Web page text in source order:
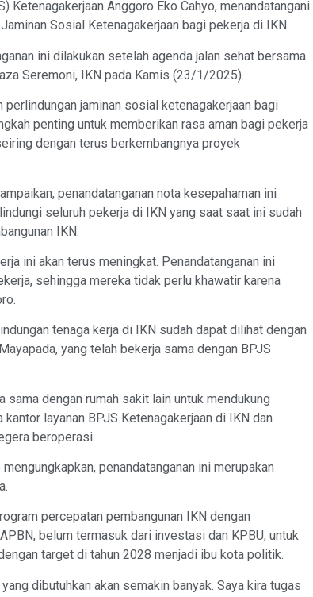
Ketenagakerjaan Anggoro Eko Cahyo, menandatangani
Sosial Ketenagakerjaan bagi pekerja di IKN.
ini dilakukan setelah agenda jalan sehat bersama
Seremoni, IKN pada Kamis (23/1/2025).
jaminan sosial ketenagakerjaan bagi
penting untuk memberikan rasa aman bagi pekerja
dengan terus berkembangnya proyek
penandatanganan nota kesepahaman ini
seluruh pekerja di IKN yang saat saat ini sudah
IKN.
ini akan terus meningkat. Penandatanganan ini
sehingga mereka tidak perlu khawatir karena
tenaga kerja di IKN sudah dapat dilihat dengan
yang telah bekerja sama dengan BPJS
sama dengan rumah sakit lain untuk mendukung
layanan BPJS Ketenagakerjaan di IKN dan
beroperasi.
penandatanganan ini merupakan
percepatan pembangunan IKN dengan
belum termasuk dari investasi dan KPBU, untuk
target di tahun 2028 menjadi ibu kota politik.
dibutuhkan akan semakin banyak. Saya kira tugas